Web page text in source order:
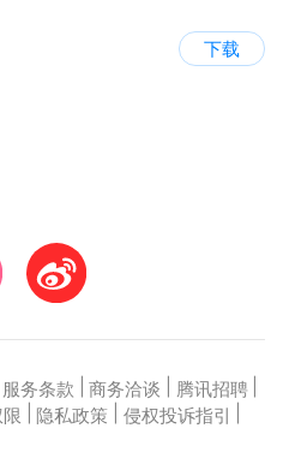
下载
服务条款 商务洽谈 腾讯招聘
隐私政策 侵权投诉指引